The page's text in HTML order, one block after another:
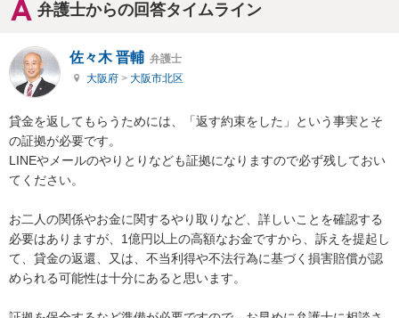
弁護士からの回答タイムライン
佐々木 晋輔 弁護士
大阪府 > 大阪市北区
貸金を返してもらうためには、「返す約束をした」という事実とそ
の証拠が必要です。
LINEやメールのやりとりなども証拠になりますので必ず残しておい
てください。
お二人の関係やお金に関するやり取りなど、詳しいことを確認する
必要はありますが、1億円以上の高額なお金ですから、訴えを提起し
て、貸金の返還、又は、不当利得や不法行為に基づく損害賠償が認
められる可能性は十分にあると思います。